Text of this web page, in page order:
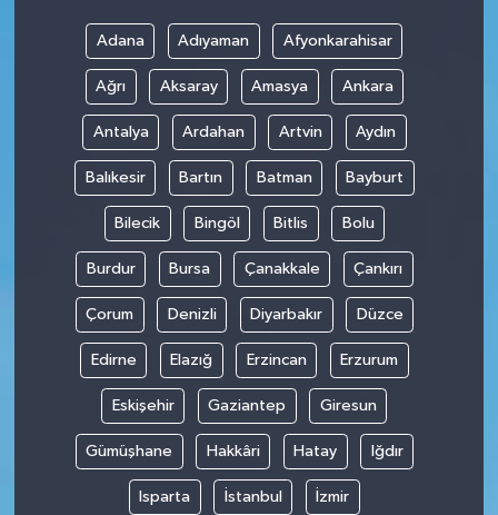
Adana Adıyaman Afyonkarahisar
Ağrı Aksaray Amasya Ankara
Antalya Ardahan Artvin Aydın
Balıkesir Bartın Batman Bayburt
Bilecik Bingöl Bitlis Bolu
Burdur Bursa Çanakkale Çankırı
Çorum Denizli Diyarbakır Düzce
Edirne Elazığ Erzincan Erzurum
Eskişehir Gaziantep Giresun
Gümüşhane Hakkâri Hatay Iğdır
Isparta İstanbul İzmir